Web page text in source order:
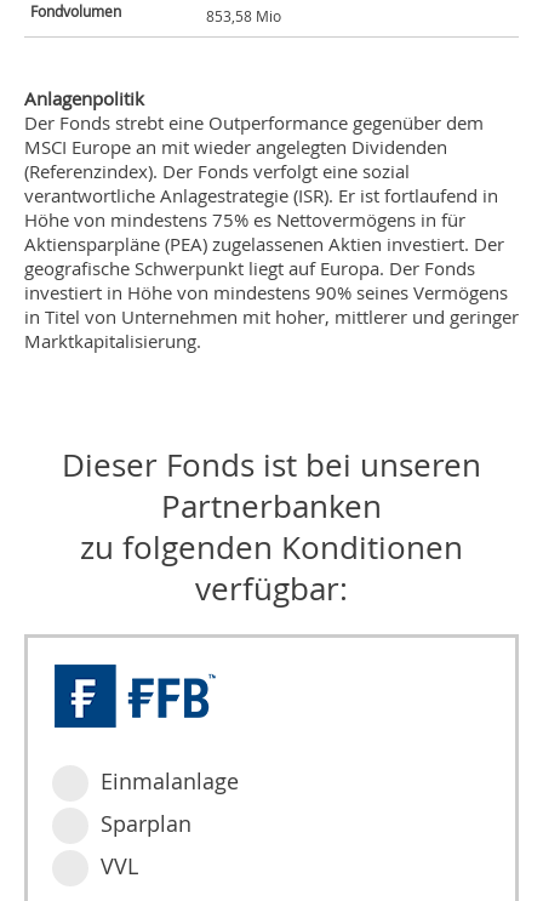
Fondvolumen
853,58 Mio
Anlagenpolitik
Der Fonds strebt eine Outperformance gegenüber dem
MSCI Europe an mit wieder angelegten Dividenden
(Referenzindex). Der Fonds verfolgt eine sozial
verantwortliche Anlagestrategie (ISR). Er ist fortlaufend in
Höhe von mindestens 75% es Nettovermögens in für
Aktiensparpläne (PEA) zugelassenen Aktien investiert. Der
geografische Schwerpunkt liegt auf Europa. Der Fonds
investiert in Höhe von mindestens 90% seines Vermögens
in Titel von Unternehmen mit hoher, mittlerer und geringer
Marktkapitalisierung.
Dieser Fonds ist bei unseren
Partnerbanken
zu folgenden Konditionen
verfügbar:
Einmalanlage
Sparplan
VVL